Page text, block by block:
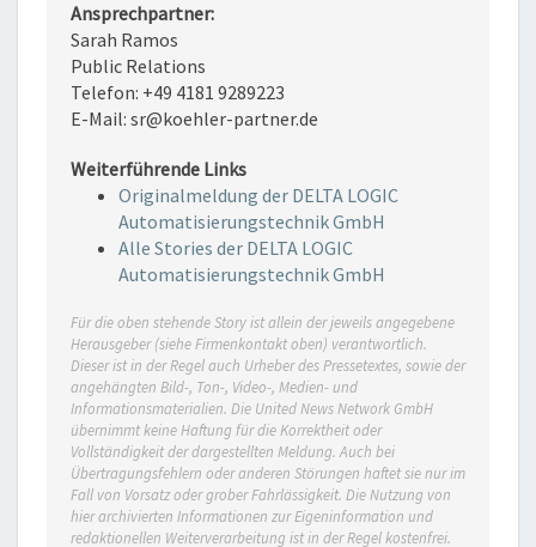
Ansprechpartner:
Sarah Ramos
Public Relations
Telefon: +49 4181 9289223
E-Mail: sr@koehler-partner.de
Weiterführende Links
Originalmeldung der DELTA LOGIC
Automatisierungstechnik GmbH
Alle Stories der DELTA LOGIC
Automatisierungstechnik GmbH
Für die oben stehende Story ist allein der jeweils angegebene
Herausgeber (siehe Firmenkontakt oben) verantwortlich.
Dieser ist in der Regel auch Urheber des Pressetextes, sowie der
angehängten Bild-, Ton-, Video-, Medien- und
Informationsmaterialien. Die United News Network GmbH
übernimmt keine Haftung für die Korrektheit oder
Vollständigkeit der dargestellten Meldung. Auch bei
Übertragungsfehlern oder anderen Störungen haftet sie nur im
Fall von Vorsatz oder grober Fahrlässigkeit. Die Nutzung von
hier archivierten Informationen zur Eigeninformation und
redaktionellen Weiterverarbeitung ist in der Regel kostenfrei.